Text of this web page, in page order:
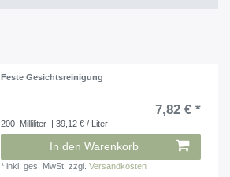
Feste Gesichtsreinigung
7,82 € *
200 Milliliter | 39,12 € / Liter
In den Warenkorb
*inkl. ges. MwSt. zzgl.Versandkosten